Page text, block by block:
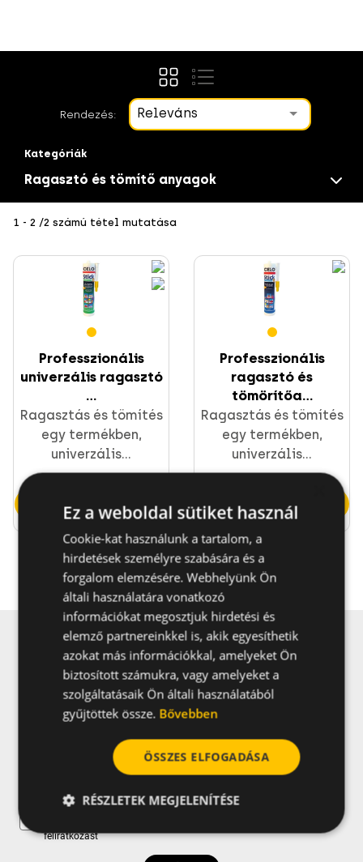
Rendezés: Releváns
Kategóriák
Ragasztó és tömítő anyagok
CELO rögzítések
Szerelési anyagok és profil sínek
Direkt rögzítés
1 - 2 /2 számú tétel mutatása
Professzionális
univerzális ragasztó
...
Ragasztás és tömítés
egy termékben,
univerzális...
Ugrás a termékre
Professzionális
ragasztó és
tömörítőa...
Ragasztás és tömítés
egy termékben,
univerzális...
Ugrás a termékre
Feliratkozás hírlevélre, promóciókra és
ajánlatokra
feliratkozást
Ez a weboldal sütiket használ
Cookie-kat használunk a tartalom, a
hirdetések személyre szabására és a
forgalom elemzésére. Webhelyünk Ön
általi használatára vonatkozó
információkat megosztjuk hirdetési és
elemző partnereinkkel is, akik egyesíthetik
azokat más információkkal, amelyeket Ön
biztosított számukra, vagy amelyeket a
szolgáltatásaik Ön általi használatából
gyűjtöttek össze. Bővebben
ÖSSZES ELFOGADÁSA
RÉSZLETEK MEGJELENÍTÉSE